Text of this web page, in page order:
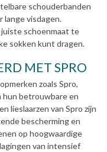
schouderbanden
lange visdagen.
schoenmaat te
sokken kunt dragen.
MET SPRO
zoals Spro,
hun betrouwbare en
lieslaarzen van Spro zijn
bescherming en
op hoogwaardige
van intensief